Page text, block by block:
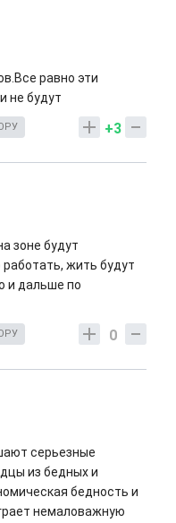
равно эти
не будут
+3
зоне будут
жить будут
и дальше по
0
серьезные
из бедных и
бедность и
немаловажную